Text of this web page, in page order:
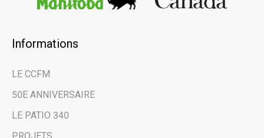
Informations
LE CCFM
50E ANNIVERSAIRE
LE PATIO 340
Restez au courant
des dernières
nouvelles et des